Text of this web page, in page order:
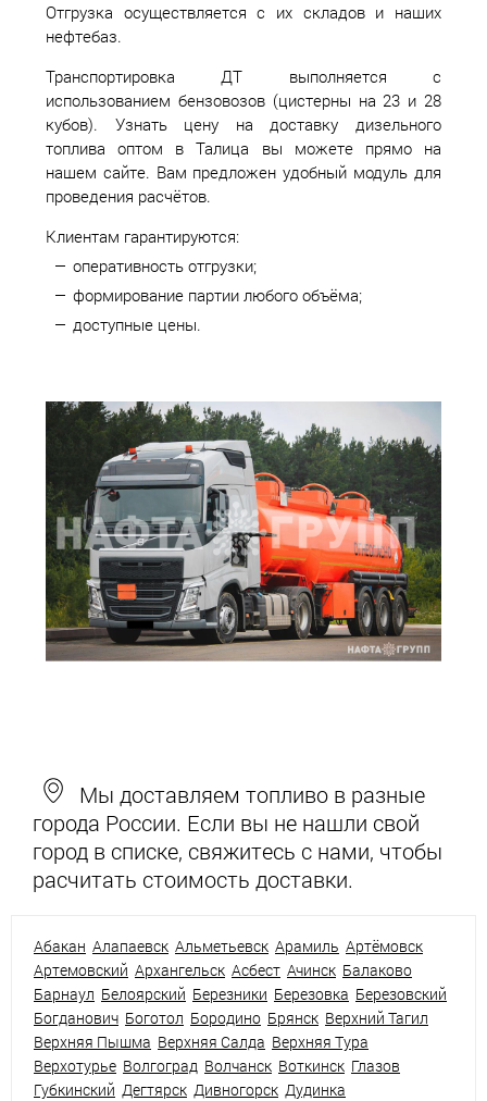
Отгрузка осуществляется с их складов и наших
нефтебаз.
Транспортировка ДТ выполняется с
использованием бензовозов (цистерны на 23 и 28
кубов). Узнать цену на доставку дизельного
топлива оптом в Талица вы можете прямо на
нашем сайте. Вам предложен удобный модуль для
проведения расчётов.
Клиентам гарантируются:
оперативность отгрузки;
формирование партии любого объёма;
доступные цены.
Мы доставляем топливо в разные
города России. Если вы не нашли свой
город в списке, свяжитесь с нами, чтобы
расчитать стоимость доставки.
Абакан Алапаевск Альметьевск Арамиль Артёмовск
Артемовский Архангельск Асбест Ачинск Балаково
Барнаул Белоярский Березники Березовка Березовский
Богданович Боготол Бородино Брянск Верхний Тагил
Верхняя Пышма Верхняя Салда Верхняя Тура
Верхотурье Волгоград Волчанск Воткинск Глазов
Губкинский Дегтярск Дивногорск Дудинка